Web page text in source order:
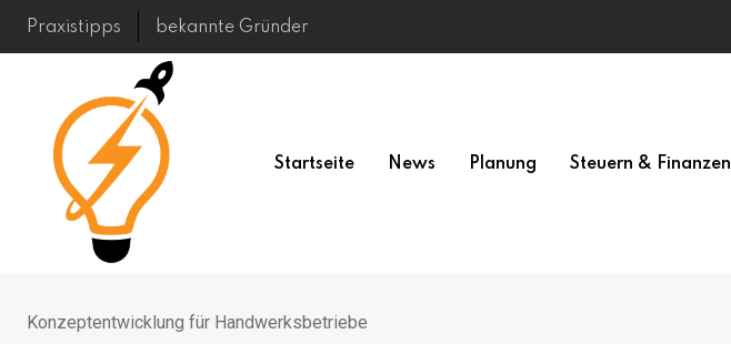
Skip
Praxistipps bekannte Gründer
Startseite News Planung Steuern & Finanzen
Konzeptentwicklung für Handwerksbetriebe